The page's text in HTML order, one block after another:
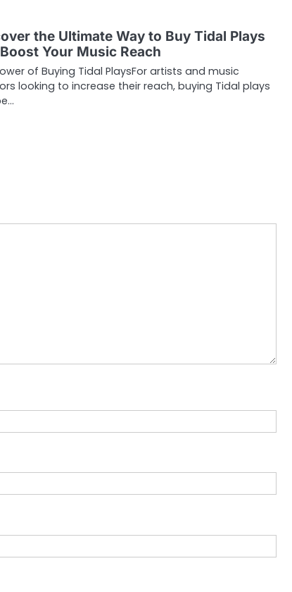
the Ultimate Way to Buy Tidal Plays
Your Music Reach
of Buying Tidal PlaysFor artists and music
looking to increase their reach, buying Tidal plays